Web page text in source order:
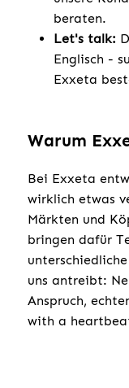
beraten.
Let's talk:
Englisch -
Exxeta
Warum
Bei Exxeta
wirklich etwas
Märkten und
bringen dafür
uns antreibt:
Anspruch,
with a